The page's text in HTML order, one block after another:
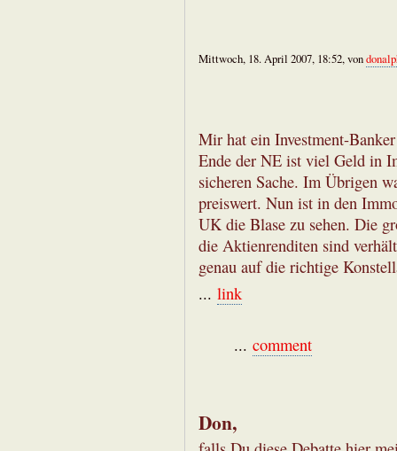
Mittwoch, 18. April 2007, 18:52, von
Mir hat ein Investment-
Ende der NE ist viel Geld in
sicheren Sache. Im Übrigen
preiswert. Nun ist in den
UK die Blase zu sehen. Die
die Aktienrenditen sind
genau auf die richtige
... link
... comment
Don,